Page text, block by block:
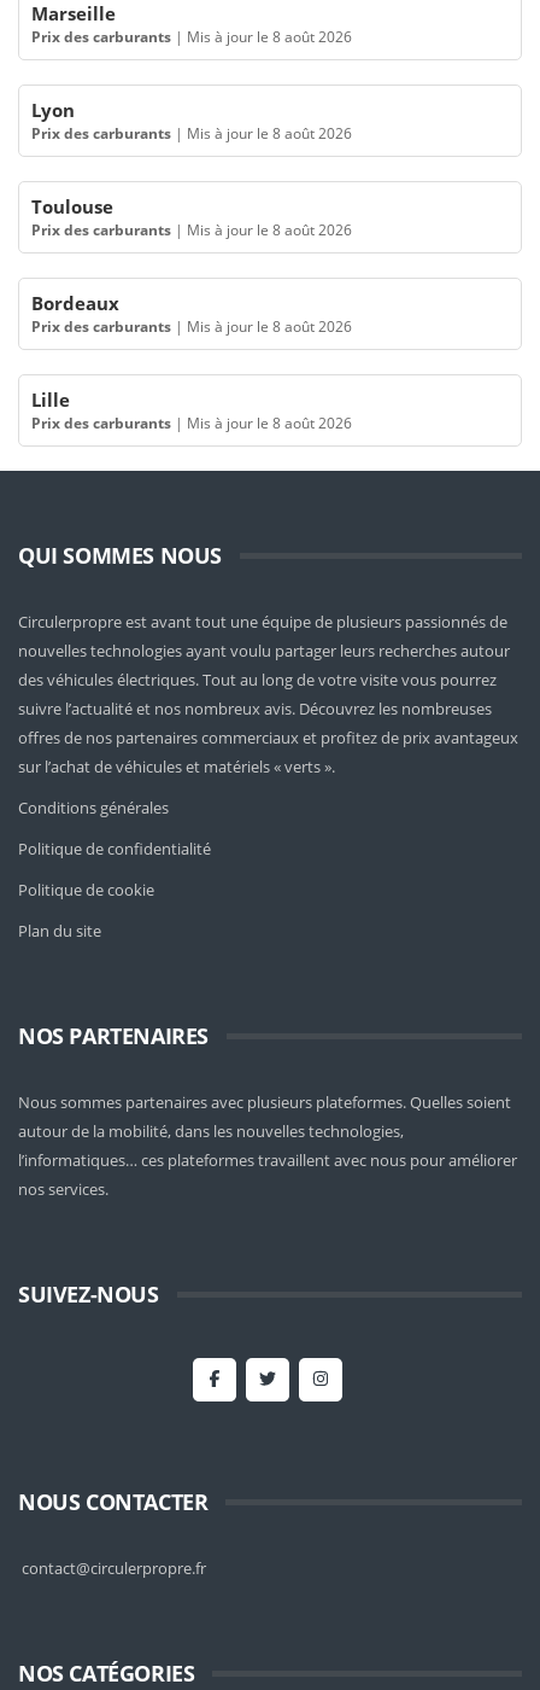
Marseille
Prix des carburants | Mis à jour le 8 août 2026
Lyon
Prix des carburants | Mis à jour le 8 août 2026
Toulouse
Prix des carburants | Mis à jour le 8 août 2026
Bordeaux
Prix des carburants | Mis à jour le 8 août 2026
Lille
Prix des carburants | Mis à jour le 8 août 2026
QUI SOMMES NOUS
Circulerpropre est avant tout une équipe de plusieurs passionnés de
nouvelles technologies ayant voulu partager leurs recherches autour
des véhicules électriques. Tout au long de votre visite vous pourrez
suivre l’actualité et nos nombreux avis. Découvrez les nombreuses
offres de nos partenaires commerciaux et profitez de prix avantageux
sur l’achat de véhicules et matériels « verts ».
Conditions générales
Politique de confidentialité
Politique de cookie
Plan du site
NOS PARTENAIRES
Nous sommes partenaires avec plusieurs plateformes. Quelles soient
autour de la mobilité, dans les nouvelles technologies,
l’informatiques… ces plateformes travaillent avec nous pour améliorer
nos services.
SUIVEZ-NOUS
NOUS CONTACTER
contact@circulerpropre.fr
NOS CATÉGORIES